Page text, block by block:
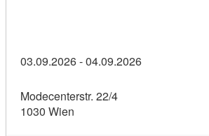
03.09.2026 - 04.09.2026
Modecenterstr. 22/4
1030 Wien